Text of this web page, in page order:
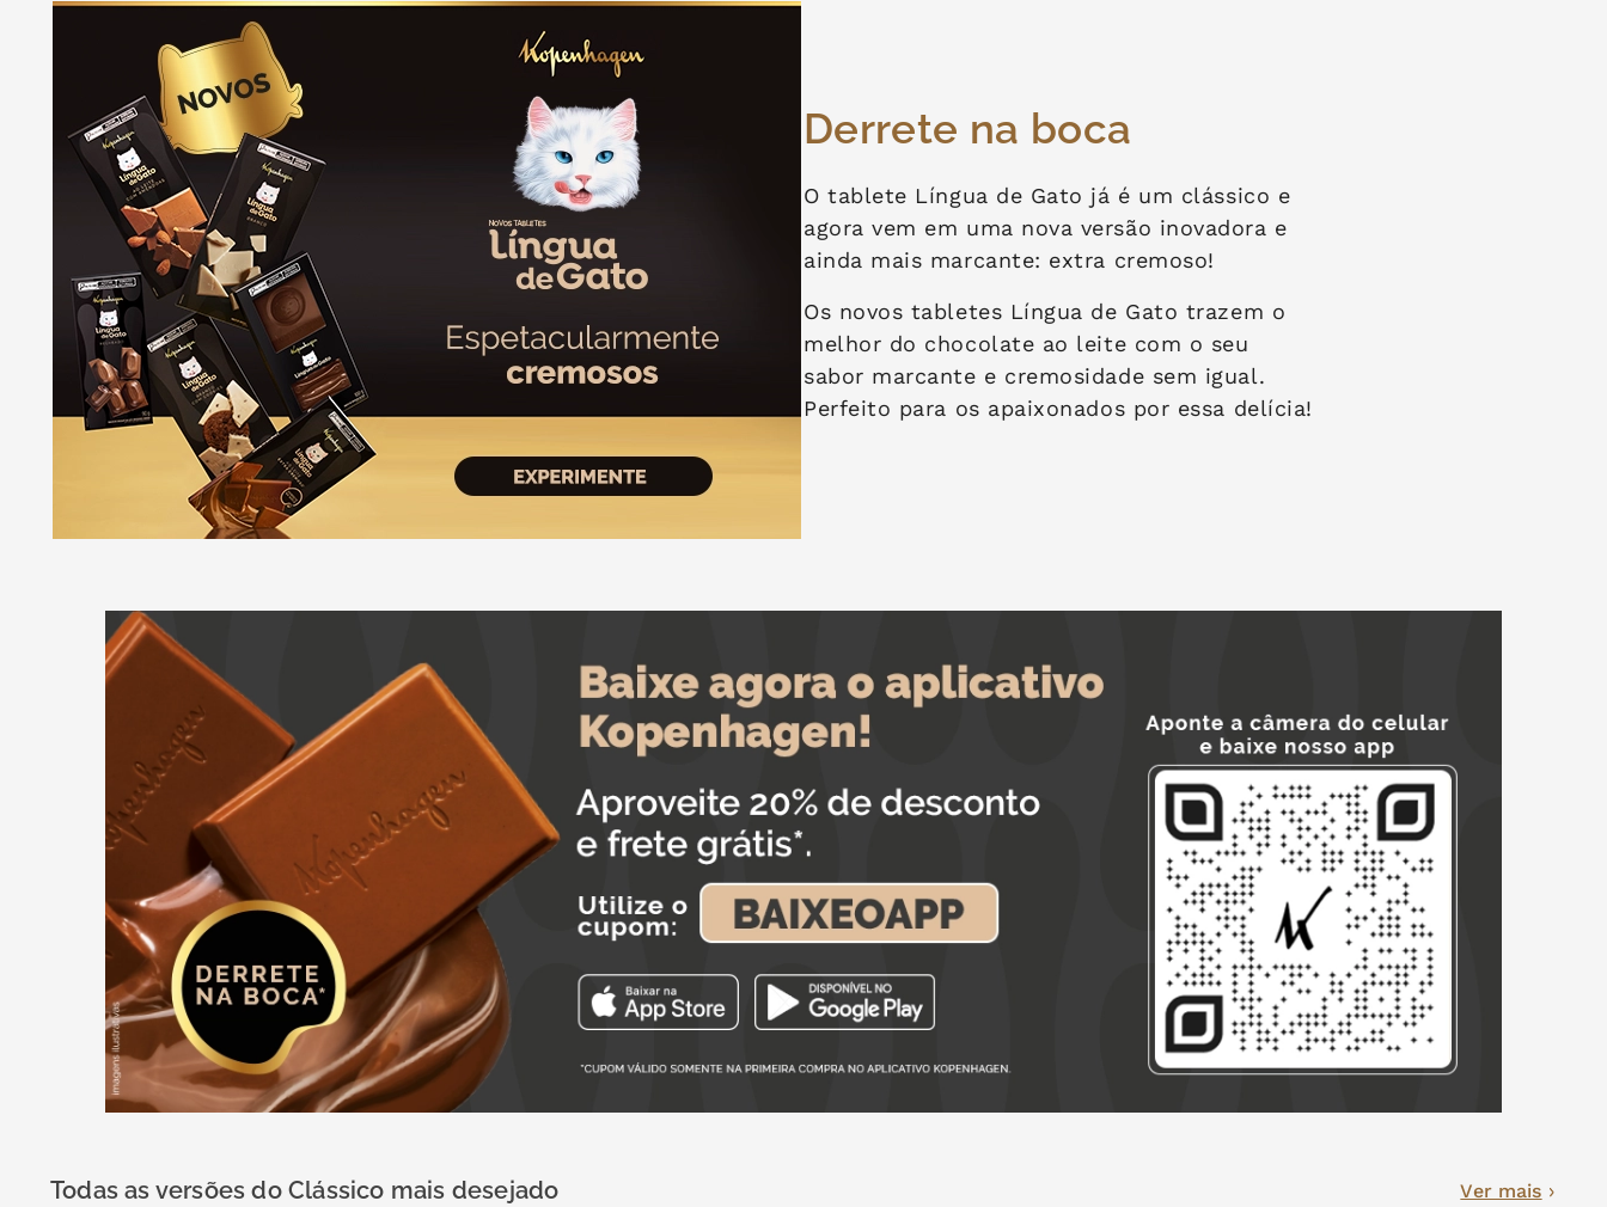
Derrete na boca
O tablete Língua de Gato já é um clássico e
agora vem em uma nova versão inovadora e
ainda mais marcante: extra cremoso!
Os novos tabletes Língua de Gato trazem o
melhor do chocolate ao leite com o seu
sabor marcante e cremosidade sem igual.
Perfeito para os apaixonados por essa delícia!
Todas as versões do Clássico mais desejado Ver mais